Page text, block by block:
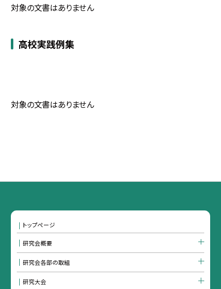
対象の文書はありません
高校実践例集
対象の文書はありません
トップページ
研究会概要
研究会各部の取組
研究大会